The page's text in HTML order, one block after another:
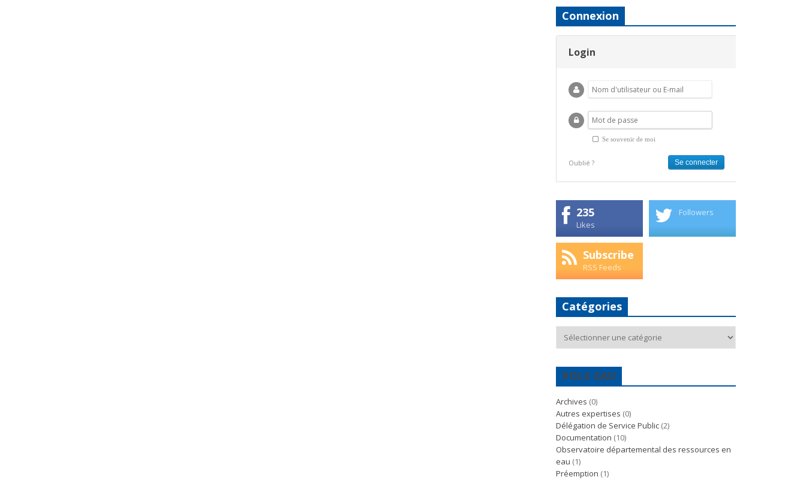
Connexion
Login
Se souvenir de moi
Oublié ?
235
Likes
Followers
Subscribe
RSS Feeds
Catégories
POLE EAU
Archives (0)
Autres expertises (0)
Délégation de Service Public (2)
Documentation (10)
Observatoire départemental des ressources en
eau (1)
Préemption (1)